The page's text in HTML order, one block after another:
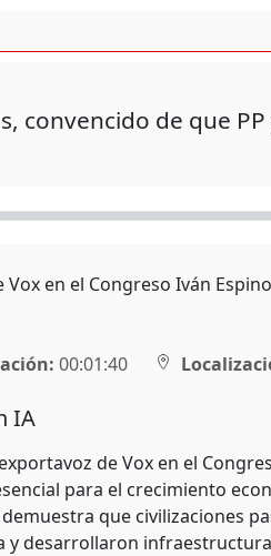
convencido de que
en el Congreso Iván
00:01:40
IA
de Vox en el
para el crecimiento
que civilizaciones
desarrollaron